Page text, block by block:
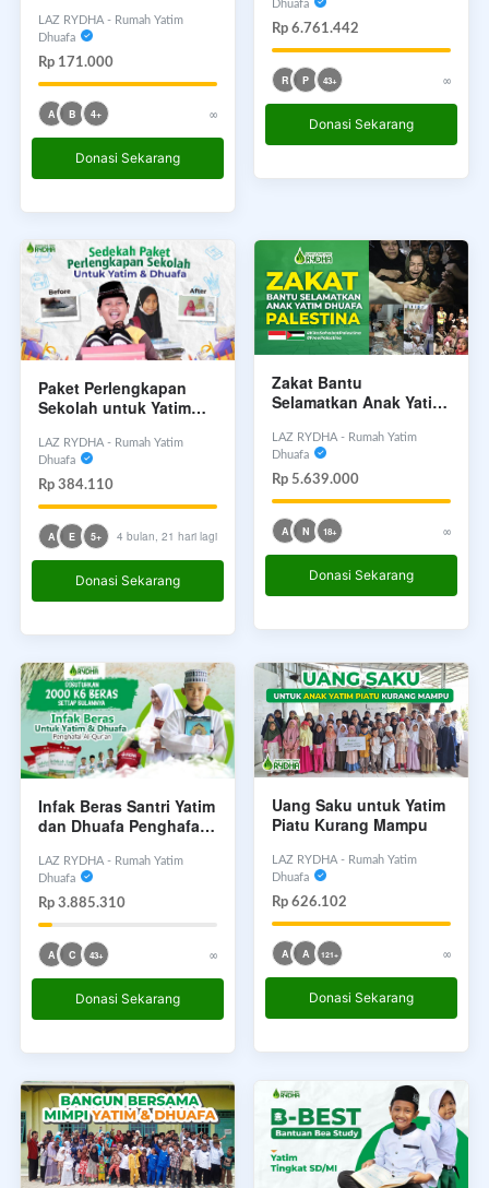
LAZ RYDHA - Rumah Yatim
Dhuafa
Rp 171.000
A B 4+ ∞
Donasi Sekarang
Dhuafa
Rp 6.761.442
R P 43+ ∞
Donasi Sekarang
Paket Perlengkapan
Sekolah untuk Yatim
LAZ RYDHA - Rumah Yatim
Dhuafa
Rp 384.110
A E 5+ 4 bulan, 21 hari lagi
Donasi Sekarang
Zakat Bantu
Selamatkan Anak Yatim
LAZ RYDHA - Rumah Yatim
Dhuafa
Rp 5.639.000
A N 18+ ∞
Donasi Sekarang
Infak Beras Santri Yatim
dan Dhuafa Penghafal
LAZ RYDHA - Rumah Yatim
Dhuafa
Rp 3.885.310
A C 43+ ∞
Donasi Sekarang
Uang Saku untuk Yatim
Piatu Kurang Mampu
LAZ RYDHA - Rumah Yatim
Dhuafa
Rp 626.102
A A 121+ ∞
Donasi Sekarang